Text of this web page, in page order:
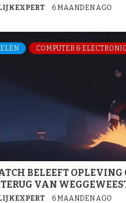
6 MAANDEN AGO
COMPUTER &
BELEEFT OPLEVING
VAN
6 MAANDEN AGO